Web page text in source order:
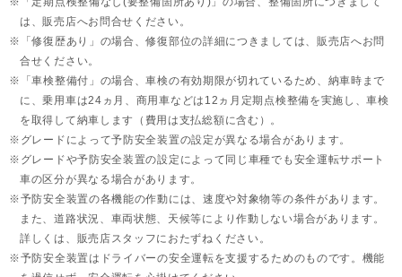
は、販売店へお問合せください。
「修復歴あり」の場合、修復部位の詳細につきましては、販売店へお問
合せください。
「車検整備付」の場合、車検の有効期限が切れているため、納車時まで
に、乗用車は24ヵ月、 商用車などは12ヵ月定期点検整備を実施し、車検
を取得して納車します（費用は支払総額に含む）。
グレードによって予防安全装置の設定が異なる場合があります。
グレードや予防安全装置の設定によって同じ車種でも安全運転サポート
車の区分が異なる場合があります。
予防安全装置の各機能の作動には、速度や対象物等の条件があります。
また、道路状況、車両状態、天候等により作動しない場合があります。
詳しくは、販売店スタッフにおたずねください。
予防安全装置はドライバーの安全運転を支援するためのものです。機能